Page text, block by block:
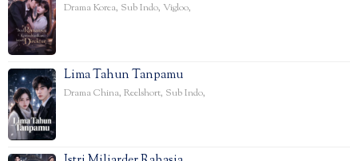
Drama Korea, Sub Indo, Vigloo,
Lima Tahun Tanpamu
Drama China, Reelshort, Sub Indo,